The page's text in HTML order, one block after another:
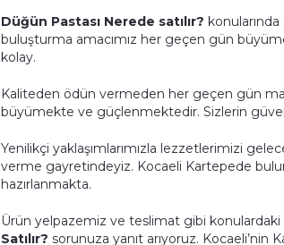
Düğün Pastası Nerede satılır?
buluşturma amacımız her geçen gün
kolay.
Kaliteden ödün vermeden her geçen gün
büyümekte ve güçlenmektedir. Sizlerin
Yenilikçi yaklaşımlarımızla lezzetlerimizi
verme gayretindeyiz. Kocaeli Kartepede
hazırlanmakta.
Ürün yelpazemiz ve teslimat gibi konulardaki
Satılır? sorunuza yanıt arıyoruz. Kocaeli’nin